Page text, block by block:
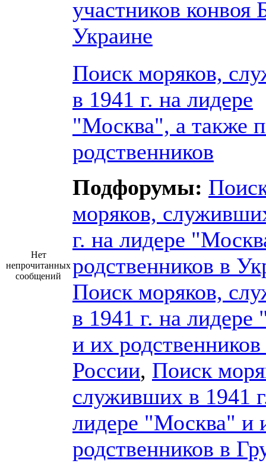
участников конвоя
Украине
Нет
непрочитанных
сообщений
Поиск моряков,
в 1941 г. на лидере
"Москва", а также
родственников
Подфорумы:
моряков,
г. на лидере
родственников в
Поиск моряков,
в 1941 г. на
и их родственников
России, Поиск
служивших в 1941
лидере "Москва" и
родственников в